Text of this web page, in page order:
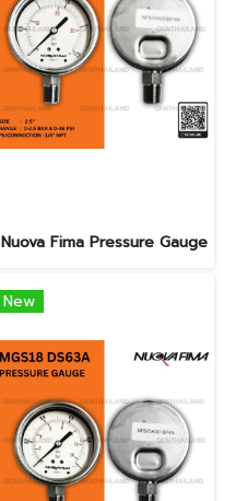
Nuova Fima Pressure Gauge
New